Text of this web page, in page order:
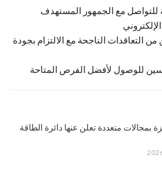
للتواصل مع الجمهور المستهدف
التعاقدات الناجحة مع الالتزام بجودة
للوصول لأفضل الفرص المتاحة
بمجالات متعددة تعلن عنها دائرة الطاقة